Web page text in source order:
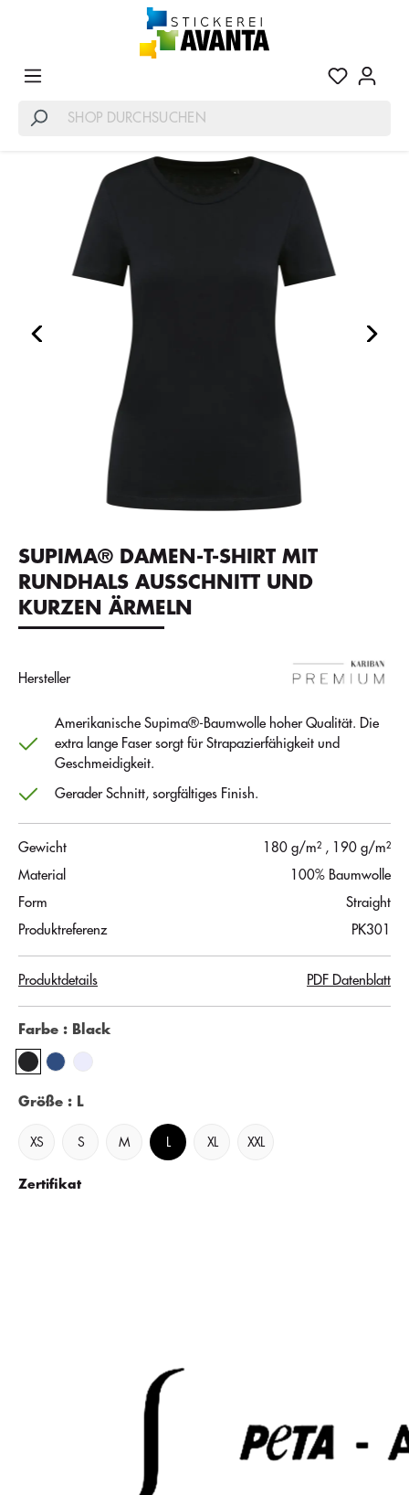
SUPIMA® DAMEN-T-SHIRT MIT
RUNDHALS AUSSCHNITT UND
KURZEN ÄRMELN
Hersteller
Amerikanische Supima®-Baumwolle hoher Qualität. Die
extra lange Faser sorgt für Strapazierfähigkeit und
Geschmeidigkeit.
Gerader Schnitt, sorgfältiges Finish.
Gewicht 180 g/m² , 190 g/m²
Material
100% Baumwolle
Form
Straight
Produktreferenz
PK301
Produktdetails PDF Datenblatt
Farbe : Black
Größe : L
XS S M XL XXL
Zertifikat